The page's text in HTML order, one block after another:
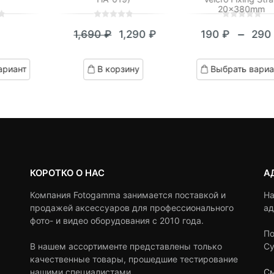
out
based
on
customer
1,690₽
Первоначальная
цена
составляла
1,290₽
Текущая
цена:
1,290 ₽.
В корзину
20x380mm
out
based
on
customer
190₽ – 290
цен:
190 ₽
Выбрать
КОРОТКО О НАС
Компания Fotogamma занимается поставкой и
продажей аксессуаров для профессионального
фото- и видео оборудования с 2010 года.
В нашем ассортименте представлены только
качественные товары, прошедшие тестирование
нашими специалистами.